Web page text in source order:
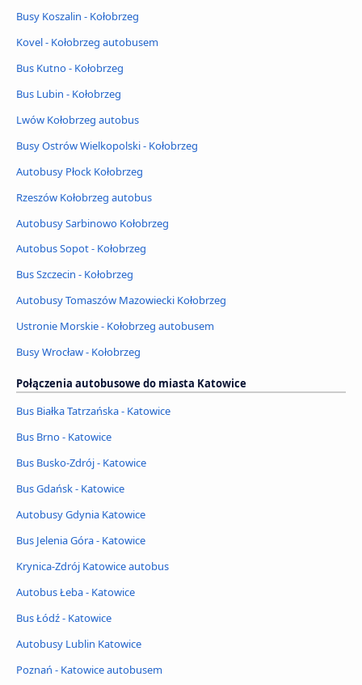
Busy Koszalin - Kołobrzeg
Kovel - Kołobrzeg autobusem
Bus Kutno - Kołobrzeg
Bus Lubin - Kołobrzeg
Lwów Kołobrzeg autobus
Busy Ostrów Wielkopolski - Kołobrzeg
Autobusy Płock Kołobrzeg
Rzeszów Kołobrzeg autobus
Autobusy Sarbinowo Kołobrzeg
Autobus Sopot - Kołobrzeg
Bus Szczecin - Kołobrzeg
Autobusy Tomaszów Mazowiecki Kołobrzeg
Ustronie Morskie - Kołobrzeg autobusem
Busy Wrocław - Kołobrzeg
Połączenia autobusowe do miasta Katowice
Bus Białka Tatrzańska - Katowice
Bus Brno - Katowice
Bus Busko-Zdrój - Katowice
Bus Gdańsk - Katowice
Autobusy Gdynia Katowice
Bus Jelenia Góra - Katowice
Krynica-Zdrój Katowice autobus
Autobus Łeba - Katowice
Bus Łódź - Katowice
Autobusy Lublin Katowice
Poznań - Katowice autobusem